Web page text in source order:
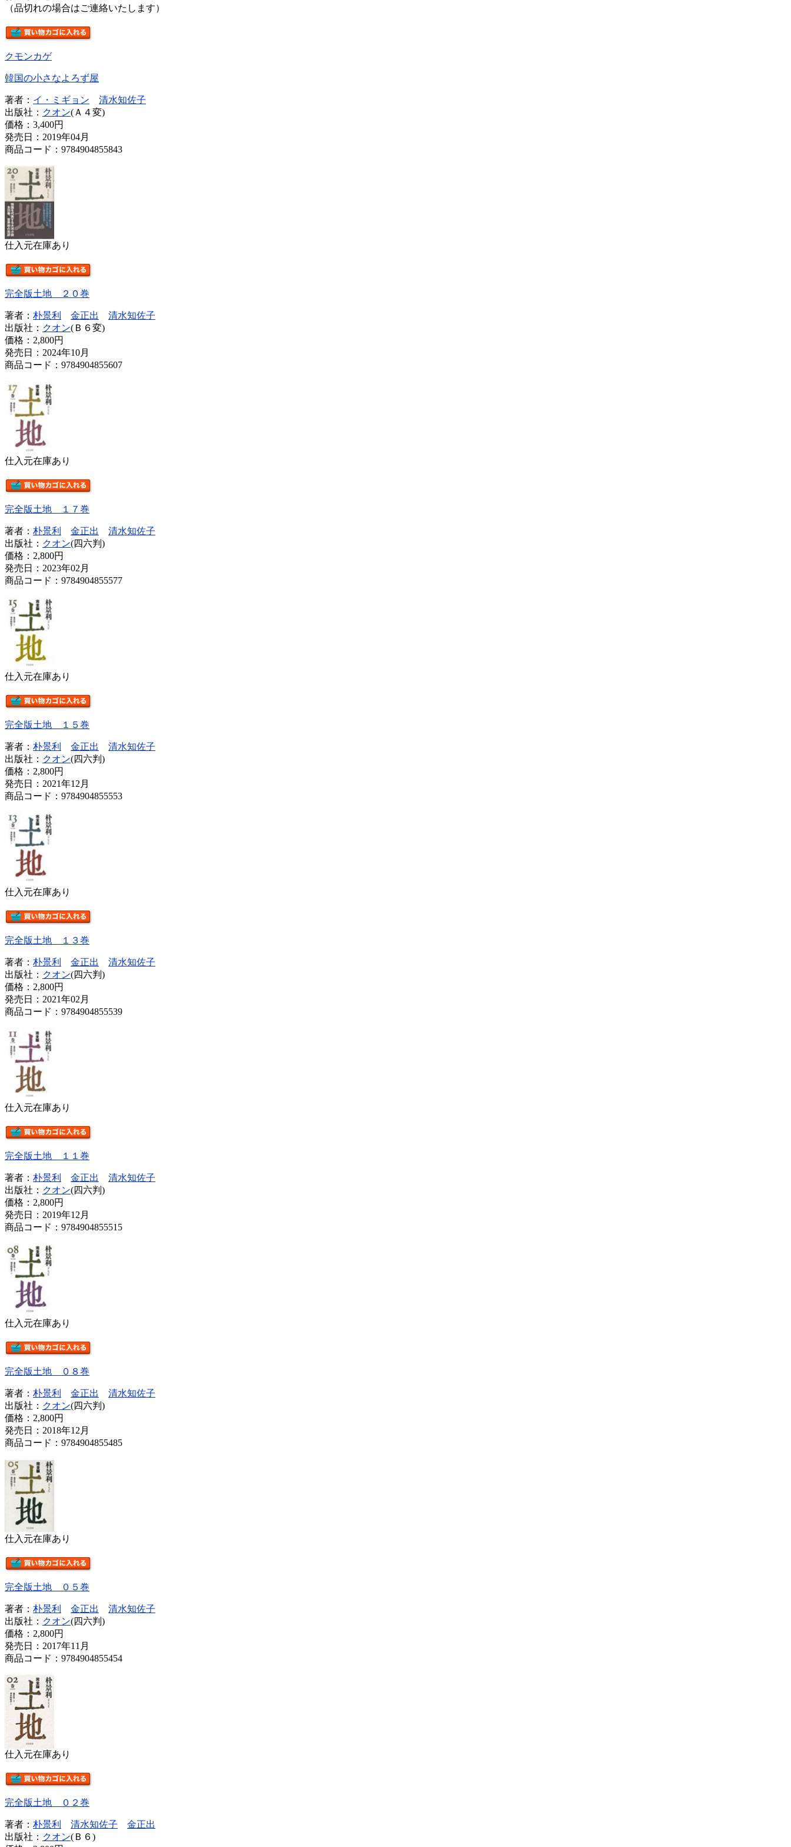
（品切れの場合はご連絡いたします）
クモンカゲ
韓国の小さなよろず屋
著者： イ・ミギョン
清水知佐子
出版社： クオン(Ａ４変)
価格： 3,400円
発売日：2019年04月
商品コード：9784904855843
仕入元在庫あり
完全版土地 ２０巻
著者： 朴景利 金正出
清水知佐子
出版社： クオン(Ｂ６変)
価格： 2,800円
発売日：2024年10月
商品コード：9784904855607
仕入元在庫あり
完全版土地 １７巻
著者： 朴景利 金正出
清水知佐子
出版社： クオン(四六判)
価格： 2,800円
発売日：2023年02月
商品コード：9784904855577
仕入元在庫あり
完全版土地 １５巻
著者： 朴景利 金正出
清水知佐子
出版社： クオン(四六判)
価格： 2,800円
発売日：2021年12月
商品コード：9784904855553
仕入元在庫あり
完全版土地 １３巻
著者： 朴景利 金正出
清水知佐子
出版社： クオン(四六判)
価格： 2,800円
発売日：2021年02月
商品コード：9784904855539
仕入元在庫あり
完全版土地 １１巻
著者： 朴景利 金正出
清水知佐子
出版社： クオン(四六判)
価格： 2,800円
発売日：2019年12月
商品コード：9784904855515
仕入元在庫あり
完全版土地 ０８巻
著者： 朴景利 金正出
清水知佐子
出版社： クオン(四六判)
価格： 2,800円
発売日：2018年12月
商品コード：9784904855485
仕入元在庫あり
完全版土地 ０５巻
著者： 朴景利 金正出
清水知佐子
出版社： クオン(四六判)
価格： 2,800円
発売日：2017年11月
商品コード：9784904855454
仕入元在庫あり
完全版土地 ０２巻
著者： 朴景利 清水知佐子
金正出
出版社： クオン(Ｂ６)